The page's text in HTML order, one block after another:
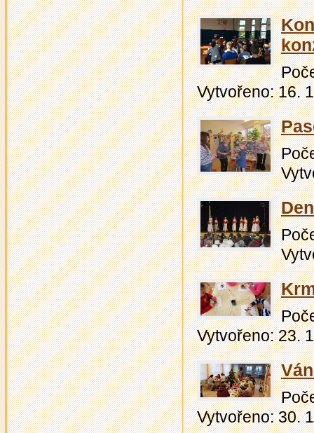
Vytvořeno: 16.
Vytvořeno: 23.
Vytvořeno: 30.